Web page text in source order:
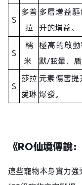
S
多普
拉
多層增益
升的增益。
S
糯
米
極高的啟
默/眩暈、
S
莎拉
愛琳
元素傷害
爆發。
《RO仙境傳說
這些寵物本身實力